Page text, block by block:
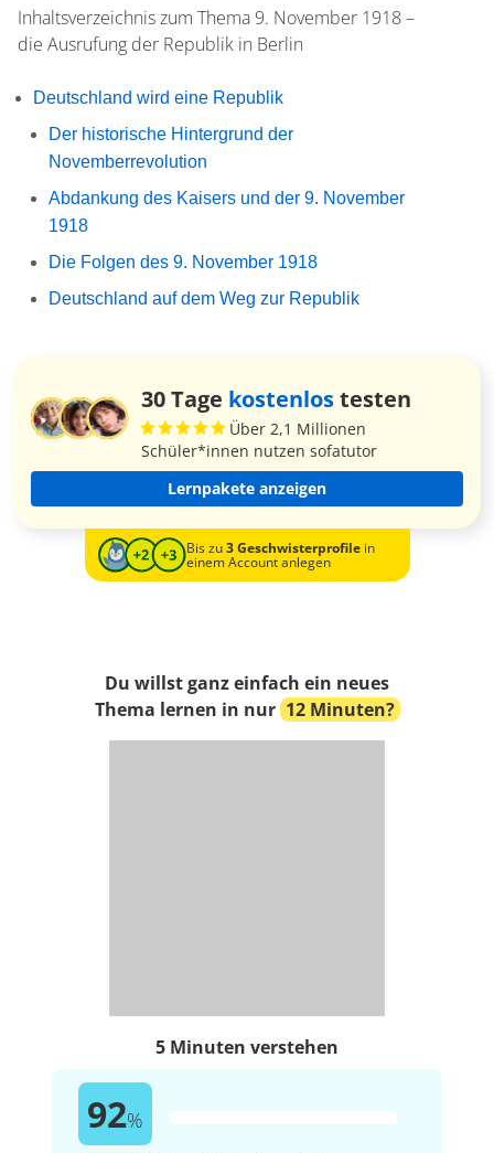
Inhaltsverzeichnis zum Thema9. November 1918 –
die Ausrufung der Republik in Berlin
Deutschland wird eine Republik
Der historische Hintergrund der
Novemberrevolution
Abdankung des Kaisers und der 9. November
1918
Die Folgen des 9. November 1918
Deutschland auf dem Weg zur Republik
30 Tage kostenlostesten
Über 2,1 Millionen
Schüler*innen nutzen sofatutor
Lernpakete anzeigen
Bis zu3 Geschwisterprofilein
einem Account anlegen
Du willst ganz einfach ein neues
Thema lernen in nur 12 Minuten?
5 Minuten verstehen
92%